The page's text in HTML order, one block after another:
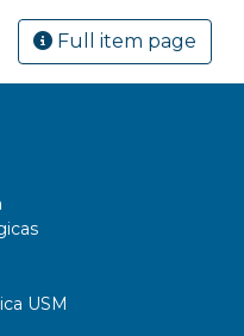
Full item page
USM